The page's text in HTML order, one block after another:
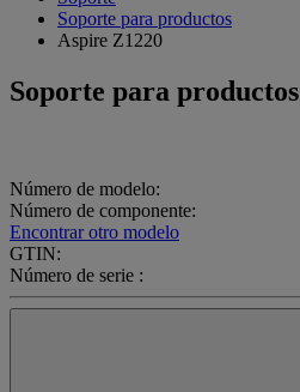
Soporte para productos
Aspire Z1220
Soporte para productos
Número de modelo:
Número de componente:
Encontrar otro modelo
GTIN:
Número de serie :